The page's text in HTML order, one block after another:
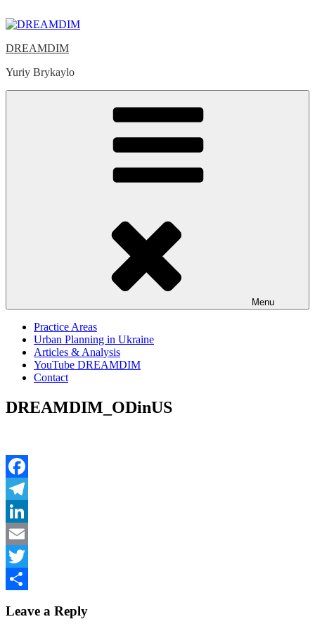
to
DREAMDIM
Yuriy Brykaylo
Menu
Practice Areas
Urban Planning in Ukraine
Articles & Analysis
YouTube DREAMDIM
Contact
DREAMDIM_ODinUS
Facebook
Telegram
LinkedIn
Email
Twitter
Leave a Reply